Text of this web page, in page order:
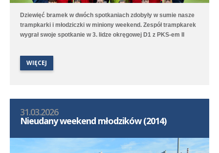
Dziewięć bramek w dwóch spotkaniach zdobyły w sumie nasze
trampkarki i młodziczki w miniony weekend. Zespół trampkarek
wygrał swoje spotkanie w 3. lidze okręgowej D1 z PKS-em II
2 oraz Wiktoria Błotna. Zespół młodziczek przegrał natomiast 4:9
(3:3) z Kotwicą Kórnik. Spotkanie długo było wyrównane, ale
końcówka należała do chłopców z Kórnika. Gole dla Polonii
WIĘCEJ
31.03.2026
Nieudany weekend młodzików (2014)